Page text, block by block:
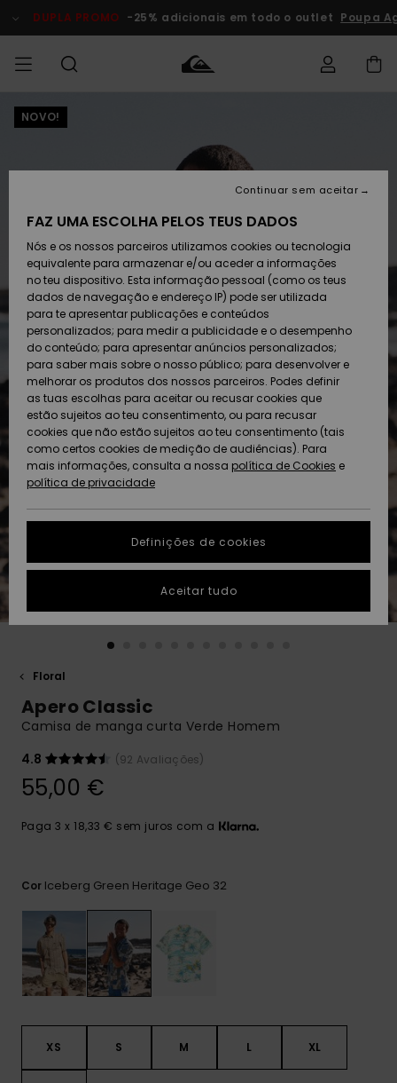
do
DUPLA PROMO -25% adicionais em todo o outlet Poupa
HOMEM
Calçado e
chinelos
Surfe/água
Snow
Artigos
recém-
chegados
Coleções
MENINO
Calçado e
chinelos
Surfe/água
Neve
Artigos
recém-
chegados
Highlights
MULHER
chegados
Highlights
Snow
SURF
Crianças
Highlights
Community
SNOW
Homem
Artigos
Criança
Snow Shop
Feminino
Highlights
Community
DUPLA
PROMO
Criança
Outlet
Mulher
AJUDA
Devoluções
Pagamento
Cartão
presente
Quiksilver
Freedom
Protecção de
dados
Guia de
tamanhos
conversa para
obteres a
resposta mais
conversa
respostas
para as
frequentes e o
nosso
SUSTAINABILITY
PRESENTE
DESEJO
NOVO!
Floral
Apero Classic
Camisa de manga curta Verde Homem
4.8
(92 Avaliações)
55,00 €
Paga 3 x 18,33 € sem juros com a
Cor Iceberg Green Heritage Geo 32
XS S M L XL
FAZ UMA ESCOLHA PELOS TEUS DADOS
Nós e os nossos parceiros utilizamos cookies ou tecnologia
equivalente para armazenar e/ou aceder a informações
no teu dispositivo. Esta informação pessoal (como os teus
dados de navegação e endereço IP) pode ser utilizada
para te apresentar publicações e conteúdos
personalizados; para medir a publicidade e o desempenho
do conteúdo; para apresentar anúncios personalizados;
para saber mais sobre o nosso público; para desenvolver e
melhorar os produtos dos nossos parceiros. Podes definir
as tuas escolhas para aceitar ou recusar cookies que
estão sujeitos ao teu consentimento, ou para recusar
cookies que não estão sujeitos ao teu consentimento (tais
como certos cookies de medição de audiências). Para
mais informações, consulta a nossa política de Cookies e
política de privacidade
Definições de cookies
Continuar sem aceitar
Aceitar tudo